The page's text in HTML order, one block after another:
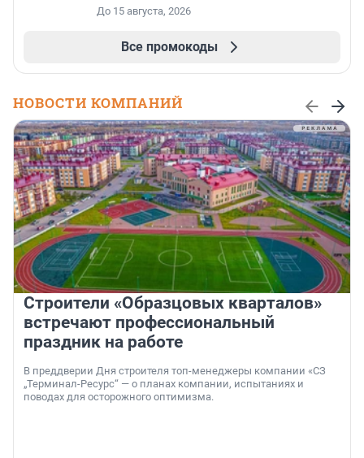
До 15 августа, 2026
Все промокоды
НОВОСТИ КОМПАНИЙ
Строители «Образцовых кварталов»
встречают профессиональный
праздник на работе
В преддверии Дня строителя топ-менеджеры компании «СЗ
„Терминал-Ресурс“ — о планах компании, испытаниях и
поводах для осторожного оптимизма.